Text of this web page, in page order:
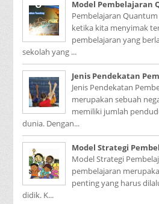
U
Model Pembelajaran
Pembelajaran Quantum
ketika kita menyimak
pembelajaran yang
sekolah yang ...
Jenis Pendekatan
Jenis Pendekatan
merupakan sebuah
memiliki jumlah
dunia. Dengan...
Model Strategi
Model Strategi
pembelajaran
penting yang harus
didik. K...